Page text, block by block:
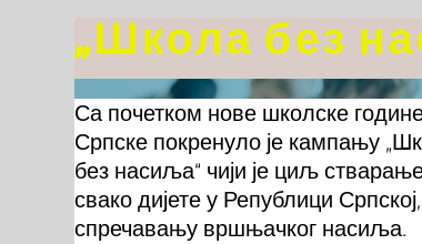
„Школа без
Са почетком нове школске
Српске покренуло је кампању
без насиља“ чији је циљ
свако дијете у Републици
спречавању вршњачког насиља.